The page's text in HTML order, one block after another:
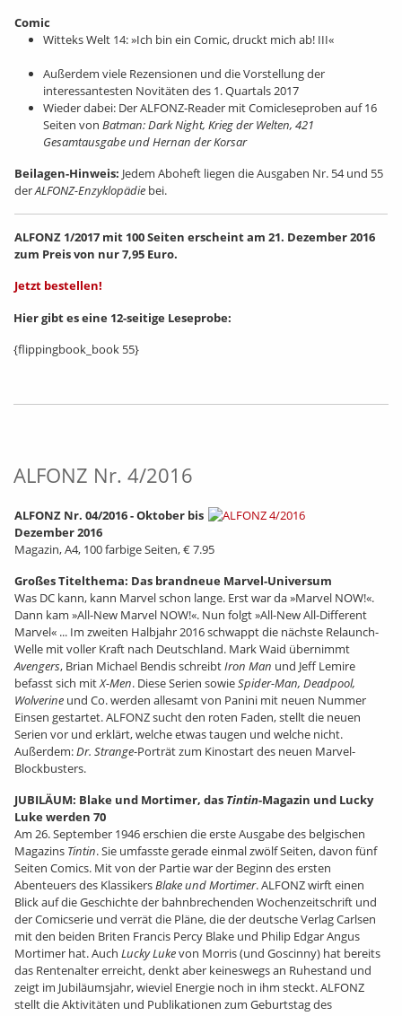
Comic
Witteks Welt 14: »Ich bin ein Comic, druckt mich ab! III«
Außerdem viele Rezensionen und die Vorstellung der
interessantesten Novitäten des 1. Quartals 2017
Wieder dabei: Der ALFONZ-Reader mit Comicleseproben auf 16
Seiten von Batman: Dark Night, Krieg der Welten, 421
Gesamtausgabe und Hernan der Korsar
Beilagen-Hinweis: Jedem Aboheft liegen die Ausgaben Nr. 54 und 55
derALFONZ-Enzyklopädie bei.
ALFONZ 1/2017 mit 100 Seiten erscheint am 21. Dezember 2016
zum Preis von nur 7,95 Euro.
Jetzt bestellen!
Hier gibt es eine 12-seitige Leseprobe:
{flippingbook_book 55}
ALFONZ Nr. 4/2016
ALFONZ Nr. 04/2016 - Oktober bis
Dezember 2016
Magazin, A4, 100 farbige Seiten, € 7.95
Großes Titelthema: Das brandneue Marvel-Universum
Was DC kann, kann Marvel schon lange. Erst war da »Marvel NOW!«.
Dann kam »All-New Marvel NOW!«. Nun folgt »All-New All-Different
Marvel« ... Im zweiten Halbjahr 2016 schwappt die nächste Relaunch-
Welle mit voller Kraft nach Deutschland. Mark Waid übernimmt
Avengers, Brian Michael Bendis schreibtIron Man und Jeff Lemire
befasst sich mitX-Men. Diese Serien sowieSpider-Man, Deadpool,
Wolverine und Co. werden allesamt von Panini mit neuen Nummer
Einsen gestartet. ALFONZ sucht den roten Faden, stellt die neuen
Serien vor und erklärt, welche etwas taugen und welche nicht.
Außerdem:Dr. Strange-Porträt zum Kinostart des neuen Marvel-
Blockbusters.
JUBILÄUM: Blake und Mortimer, das Tintin-Magazin und Lucky
Luke werden 70
Am 26. September 1946 erschien die erste Ausgabe des belgischen
Magazins Tintin. Sie umfasste gerade einmal zwölf Seiten, davon fünf
Seiten Comics. Mit von der Partie war der Beginn des ersten
Abenteuers des KlassikersBlake und Mortimer. ALFONZ wirft einen
Blick auf die Geschichte der bahnbrechenden Wochenzeitschrift und
der Comicserie und verrät die Pläne, die der deutsche Verlag Carlsen
mit den beiden Briten Francis Percy Blake und Philip Edgar Angus
Mortimer hat. Auch Lucky Lukevon Morris (und Goscinny) hat bereits
das Rentenalter erreicht, denkt aber keineswegs an Ruhestand und
zeigt im Jubiläumsjahr, wieviel Energie noch in ihm steckt. ALFONZ
stellt die Aktivitäten und Publikationen zum Geburtstag des